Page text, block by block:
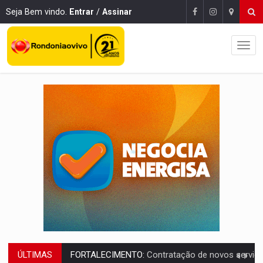
Seja Bem vindo. Entrar / Assinar
ÚLTIMAS URGENTE:Condutor de carro avança cruzamento e deixa